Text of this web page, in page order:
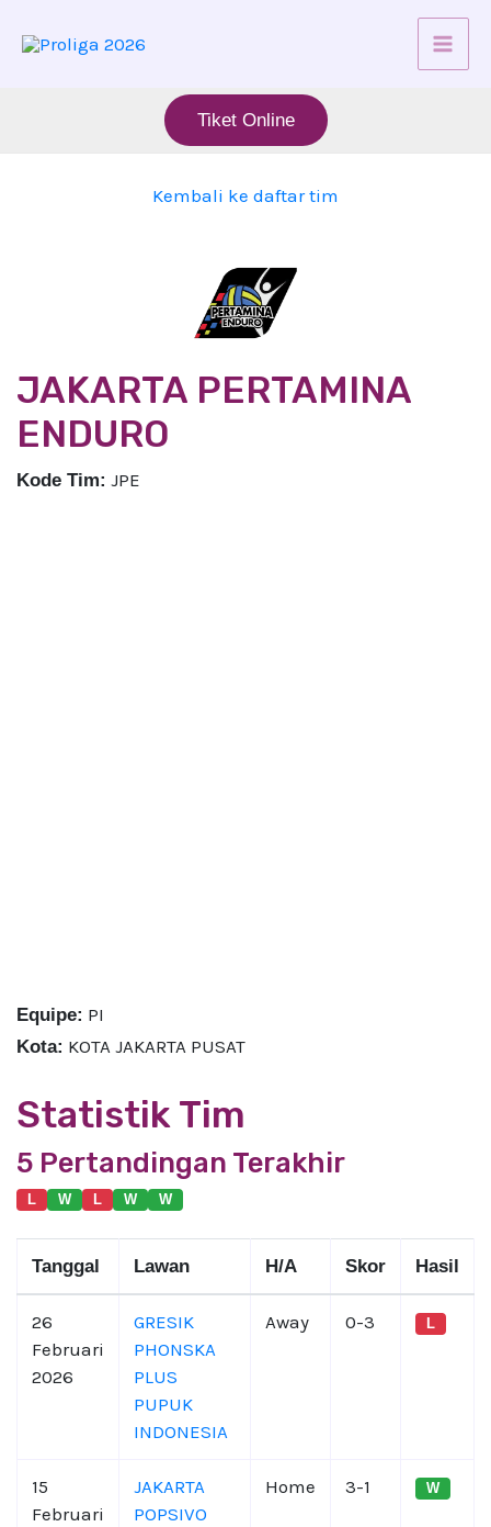
Tiket Online
Kembali ke daftar tim
JAKARTA PERTAMINA
ENDURO
Kode Tim: JPE
Equipe: PI
Kota: KOTA JAKARTA PUSAT
Statistik Tim
5 Pertandingan Terakhir
L W L W W
Tanggal Lawan H/A Skor Hasil
26
Februari
2026
GRESIK
PHONSKA
PLUS
PUPUK
INDONESIA
Away 0-3 L
15
Februari
JAKARTA
POPSIVO
Home 3-1 W